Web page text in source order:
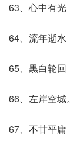
63、心中有光
64、流年逝水
65、黒白轮回
66、左岸空城。
67、不甘平庸